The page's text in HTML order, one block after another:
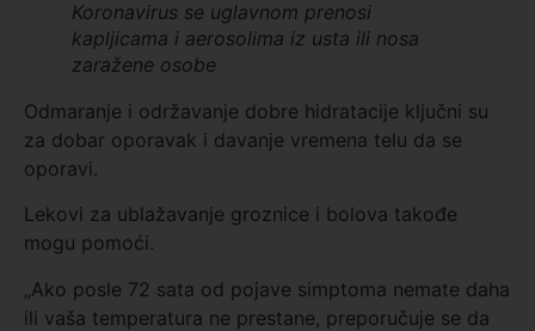
Koronavirus se uglavnom prenosi
kapljicama i aerosolima iz usta ili nosa
zaražene osobe
Odmaranje i održavanje dobre hidratacije ključni su
za dobar oporavak i davanje vremena telu da se
oporavi.
Lekovi za ublažavanje groznice i bolova takođe
mogu pomoći.
„Ako posle 72 sata od pojave simptoma nemate daha
ili vaša temperatura ne prestane, preporučuje se da